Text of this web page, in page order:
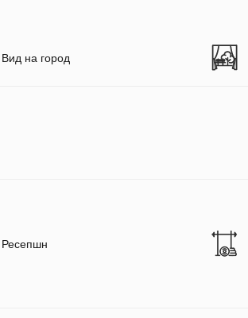
Вид на город
Ресепшн